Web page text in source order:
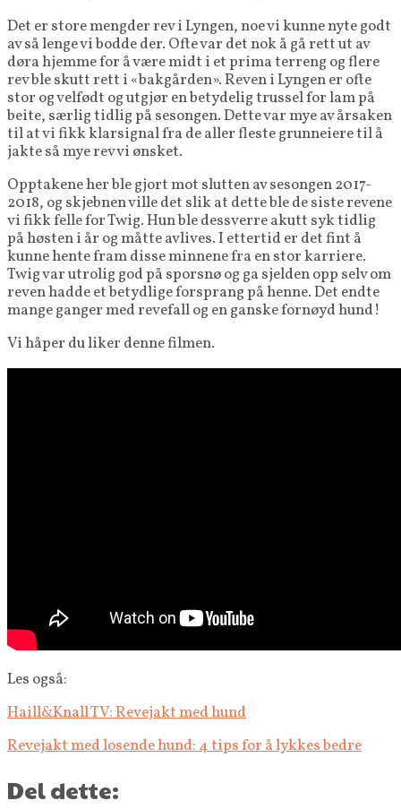
Det er store mengder rev i Lyngen, noe vi kunne nyte godt
av så lenge vi bodde der. Ofte var det nok å gå rett ut av
døra hjemme for å være midt i et prima terreng og flere
rev ble skutt rett i «bakgården». Reven i Lyngen er ofte
stor og velfødt og utgjør en betydelig trussel for lam på
beite, særlig tidlig på sesongen. Dette var mye av årsaken
til at vi fikk klarsignal fra de aller fleste grunneiere til å
jakte så mye rev vi ønsket.
Opptakene her ble gjort mot slutten av sesongen 2017-
2018, og skjebnen ville det slik at dette ble de siste revene
vi fikk felle for Twig. Hun ble dessverre akutt syk tidlig
på høsten i år og måtte avlives. I ettertid er det fint å
kunne hente fram disse minnene fra en stor karriere.
Twig var utrolig god på sporsnø og ga sjelden opp selv om
reven hadde et betydlige forsprang på henne. Det endte
mange ganger med revefall og en ganske fornøyd hund!
Vi håper du liker denne filmen.
Les også:
Haill&Knall TV: Revejakt med hund
Revejakt med losende hund: 4 tips for å lykkes bedre
Del dette: